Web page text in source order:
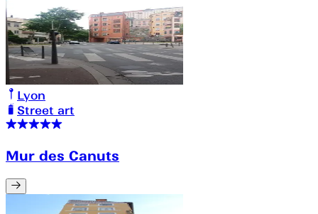
Lyon
Street art
Mur des Canuts